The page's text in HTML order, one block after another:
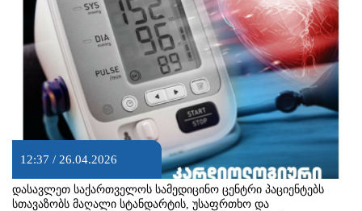
12:37 / 26.04.2026
დასავლეთ საქართველოს სამედიცინო ცენტრი პაციენტებს
სთავაზობს მაღალი სტანდარტის, უსაფრთხო და